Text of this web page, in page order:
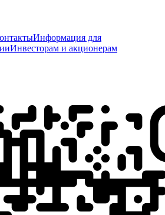
Информация для
Инвесторам и акционерам